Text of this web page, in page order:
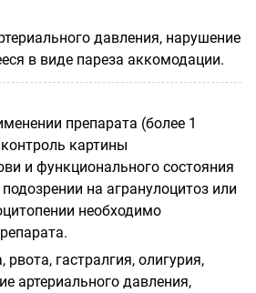
давления, нарушение
в виде пареза аккомодации.
препарата (более 1
картины
и функционального состояния
на агранулоцитоз или
необходимо
рвота, гастралгия, олигурия,
артериального давления,